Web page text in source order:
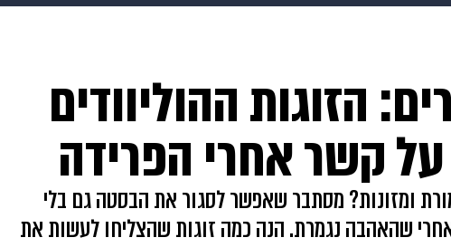
ויוה משפט תשעה חודשים מתכונים פרויקטים מיוחדיםהזוגות ההוליוודים
קשר אחרי הפרידה
ומזונות? מסתבר שאפשר לסגור את הבסטה גם בלי
שהאהבה נגמרת. הנה כמה זוגות שהצליחו לעשות את